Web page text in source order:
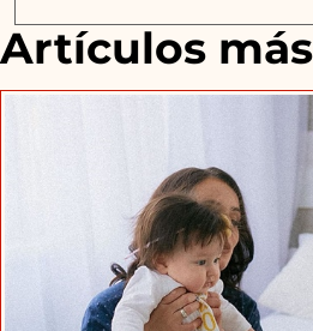
Artículos